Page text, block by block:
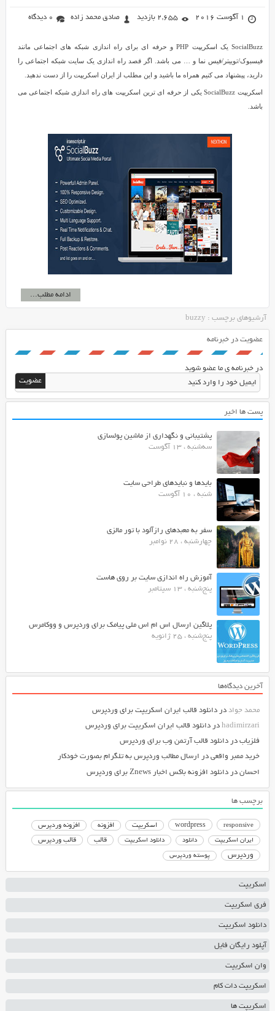
1 آگوست 2016 2,655 بازدید صادق محمد زاده 0 دیدگاه
SocialBuzz یک اسکریپت PHP و حرفه ای برای راه اندازی شبکه های اجتماعی مانند
فیسبوک/توییتر/فیس نما و … می باشد. اگر قصد راه اندازی یک سایت شبکه اجتماعی را
دارید، پیشنهاد می کنیم همراه ما باشید و این مطلب از ایران اسکریپت را از دست ندهید.
اسکریپت SocialBuzz یکی از حرفه ای ترین اسکریپت های راه اندازی شبکه اجتماعی می
باشد.
ادامه مطلب...
آرشیوهای برچسب : buzzy
عضویت در خبرنامه
در خبرنامه ی ما عضو شوید
پست ها اخیر
پشتیبانی و نگهداری از ماشین پولسازی
سه‌شنبه ، 13 آگوست
بایدها و نبایدهای طراحی سایت
شنبه ، 10 آگوست
سفر به معبدهای رازآلود با تور مالزی
چهارشنبه ، 28 نوامبر
آموزش راه اندازی سایت بر روی هاست
پنج‌شنبه ، 13 سپتامبر
پلاگین ارسال اس ام اس ملی پیامک برای وردپرس و ووکامرس
پنج‌شنبه ، 25 ژانویه
آخرین دیدگاه‌ها
محمد جواددر دانلود قالب ایران اسکریپت برای وردپرس
hadimirzariدر دانلود قالب ایران اسکریپت برای وردپرس
فلزیابدر دانلود قالب آرتمن وب برای وردپرس
خرید ممبر واقعیدر ارسال مطالب وردپرس به تلگرام بصورت خودکار
احساندر دانلود افزونه باکس اخبار Znews برای وردپرس
برچسب ها
responsive
wordpress اسکریپت افزونه افزونه وردپرس
ایران اسکریپت دانلود دانلود اسکریپت قالب قالب وردپرس
وردپرس پوسته وردپرس
اسکریپت
فری اسکریپت
دانلود اسکریپت
آپلود رایگان فایل
وان اسکریپت
اسکریپت دات کام
اسکریپت ها